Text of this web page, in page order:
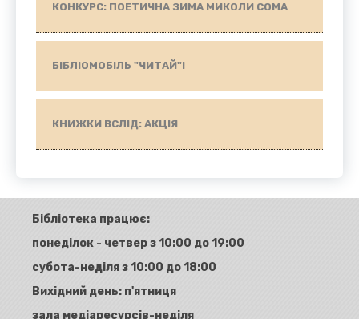
КОНКУРС: ПОЕТИЧНА ЗИМА МИКОЛИ СОМА
БІБЛІОМОБІЛЬ "ЧИТАЙ"!
КНИЖКИ ВСЛІД: АКЦІЯ
Бібліотека працює:
понеділок - четвер з 10:00 до 19:00
субота-неділя з 10:00 до 18:00
Вихідний день: п'ятниця
зала медіаресурсів-неділя